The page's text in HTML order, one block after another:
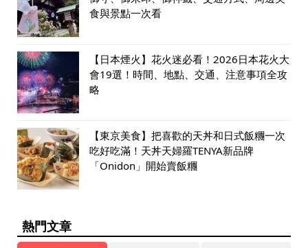
食與景點一次看
【日本煙火】花火迷必看！2026日本花火大
會19選！時間、地點、交通、注意事項全攻
略
【東京美食】把喜歡的天丼和日式飯糰一次
吃好吃滿！天丼天婦羅TENYA新品牌
「Onidon」開始賣飯糰
熱門文章